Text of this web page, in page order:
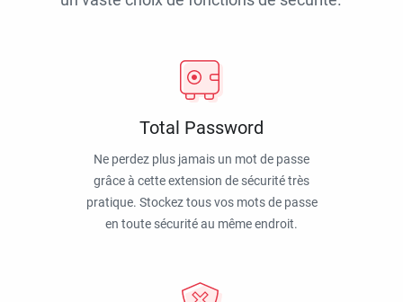
Total Password
Ne perdez plus jamais un mot de passe
grâce à cette extension de sécurité très
pratique. Stockez tous vos mots de passe
en toute sécurité au même endroit.